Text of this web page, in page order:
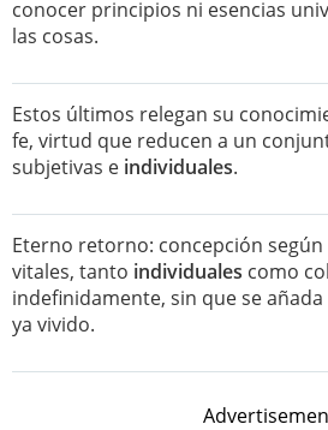
conocer principios ni esencias
las cosas.
Estos últimos relegan su
fe, virtud que reducen a un
subjetivas e individuales.
Eterno retorno: concepción según
vitales, tanto individuales como
indefinidamente, sin que se
ya vivido.